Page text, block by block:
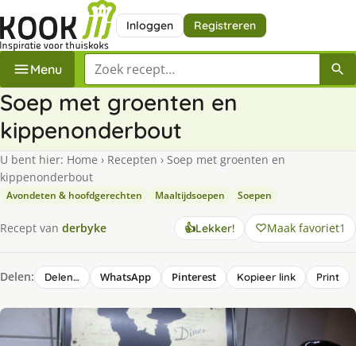
Inloggen Registreren
Menu Zoek een recept
Soep met groenten en
kippenonderbout
U bent hier: Home › Recepten › Soep met groenten en
kippenonderbout
Avondeten & hoofdgerechten Maaltijdsoepen Soepen
Recept van derbyke 👍Lekker! Maak favoriet1
Delen: Delen… WhatsApp Pinterest Kopieer link Print